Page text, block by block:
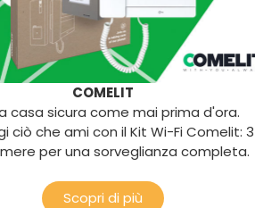
COMELIT
casa sicura come mai prima d'ora.
ciò che ami con il Kit Wi-Fi Comelit: 3
per una sorveglianza completa.
Scopri di più